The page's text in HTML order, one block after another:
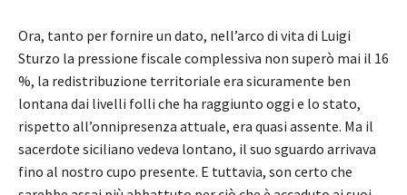
Ora, tanto per fornire un dato, nell’arco di vita di Luigi
Sturzo la pressione fiscale complessiva non superò mai il 16
%, la redistribuzione territoriale era sicuramente ben
lontana dai livelli folli che ha raggiunto oggi e lo stato,
rispetto all’onnipresenza attuale, era quasi assente. Ma il
sacerdote siciliano vedeva lontano, il suo sguardo arrivava
fino al nostro cupo presente. E tuttavia, son certo che